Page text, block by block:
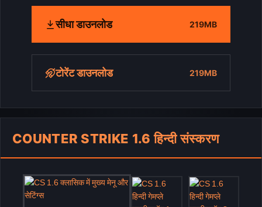
सीधा डाउनलोड 219MB
टोरेंट डाउनलोड 219MB
COUNTER STRIKE 1.6 हिन्दी संस्करण